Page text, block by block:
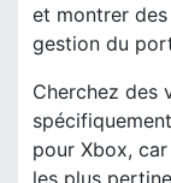
et montrer
gestion du
Cherchez des
pour Xbox,
les plus